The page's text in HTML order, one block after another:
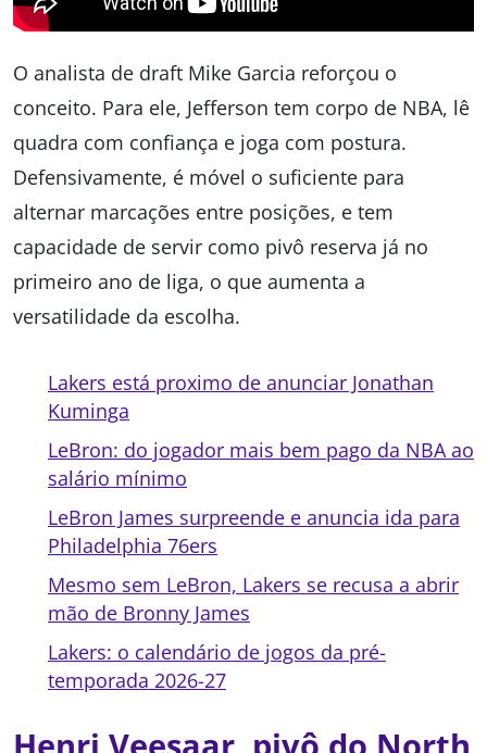
O analista de draft Mike Garcia reforçou o
conceito. Para ele, Jefferson tem corpo de NBA, lê
quadra com confiança e joga com postura.
Defensivamente, é móvel o suficiente para
alternar marcações entre posições, e tem
capacidade de servir como pivô reserva já no
primeiro ano de liga, o que aumenta a
versatilidade da escolha.
Lakers está proximo de anunciar Jonathan
Kuminga
LeBron: do jogador mais bem pago da NBA ao
salário mínimo
LeBron James surpreende e anuncia ida para
Philadelphia 76ers
Mesmo sem LeBron, Lakers se recusa a abrir
mão de Bronny James
Lakers: o calendário de jogos da pré-
temporada 2026-27